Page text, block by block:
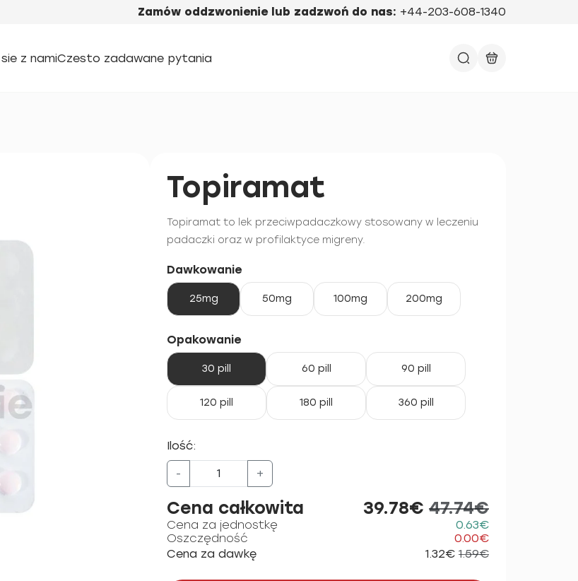
Zamów oddzwonienie lub zadzwoń do nas: +44-203-608-1340
z namiCzesto zadawane pytania
Topiramat
Topiramat to lek przeciwpadaczkowy stosowany w leczeniu
padaczki oraz w profilaktyce migreny.
Dawkowanie
25mg 50mg 100mg 200mg
Opakowanie
30 pill 60 pill 90 pill
120 pill 180 pill 360 pill
Ilość:
- +
Cena całkowita 39.78€ 47.74€
Cena za jednostkę
0.63€
Oszczędność
0.00€
Cena za dawkę
1.32€ 1.59€